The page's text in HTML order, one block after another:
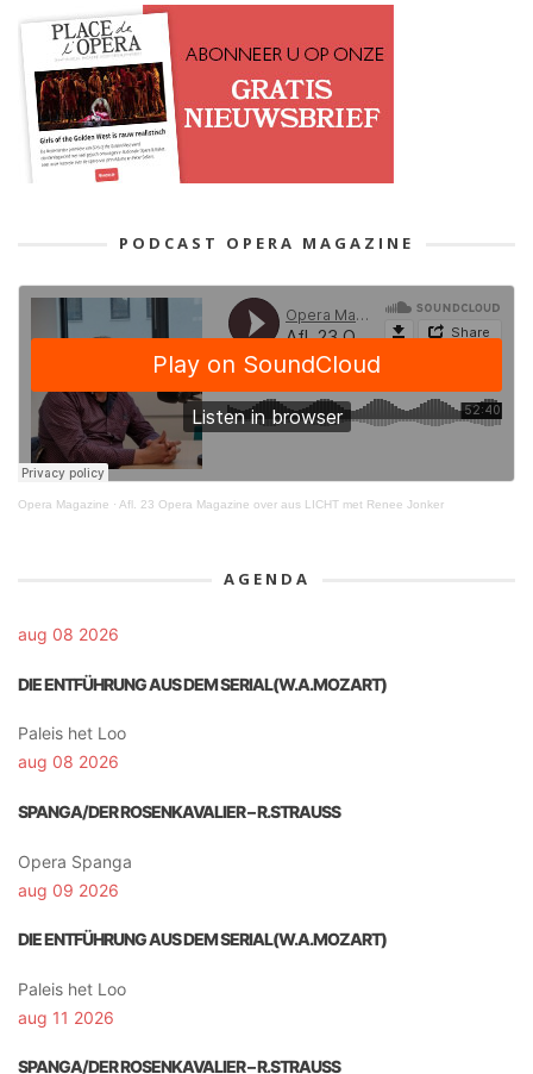
PODCAST OPERA MAGAZINE
Opera Magazine · Afl. 23 Opera Magazine over aus LICHT met Renee Jonker
AGENDA
aug 08 2026
DIE ENTFÜHRUNG AUS DEM SERIAL(W.A.MOZART)
Paleis het Loo
aug 08 2026
SPANGA/DER ROSENKAVALIER – R.STRAUSS
Opera Spanga
aug 09 2026
DIE ENTFÜHRUNG AUS DEM SERIAL(W.A.MOZART)
Paleis het Loo
aug 11 2026
SPANGA/DER ROSENKAVALIER – R.STRAUSS